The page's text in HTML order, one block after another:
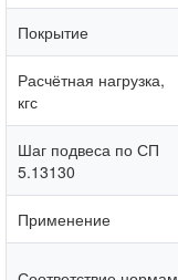
Покрытие
Расчётная нагрузка,
кгс
Шаг подвеса по СП
5.13130
Применение